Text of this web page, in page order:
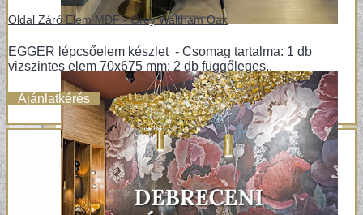
Oldal Záró Elem MDF - Grey Waltham Oak
EGGER lépcsőelem készlet - Csomag tartalma: 1 db
vizszintes elem 70x675 mm; 2 db függőleges..
Ajánlatkérés